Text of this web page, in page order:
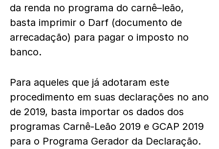
da renda no programa do carnê–leão,
basta imprimir o Darf (documento de
arrecadação) para pagar o imposto no
banco.
Para aqueles que já adotaram este
procedimento em suas declarações no ano
de 2019, basta importar os dados dos
programas Carnê-Leão 2019 e GCAP 2019
para o Programa Gerador da Declaração.